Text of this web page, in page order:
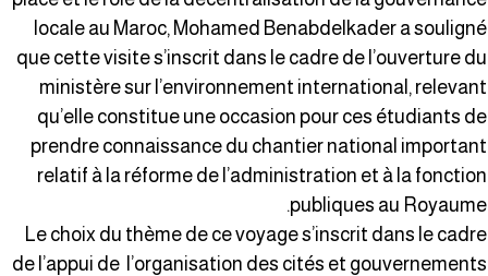
locale au Maroc, Mohamed Benabdelkader a
que cette visite s’inscrit dans le cadre de l’ouverture
ministère sur l’environnement international,
qu’elle constitue une occasion pour ces étudiants
prendre connaissance du chantier national
relatif à la réforme de l’administration et à la
publiques au
Le choix du thème de ce voyage s’inscrit dans le
de l’appui de l’organisation des cités et